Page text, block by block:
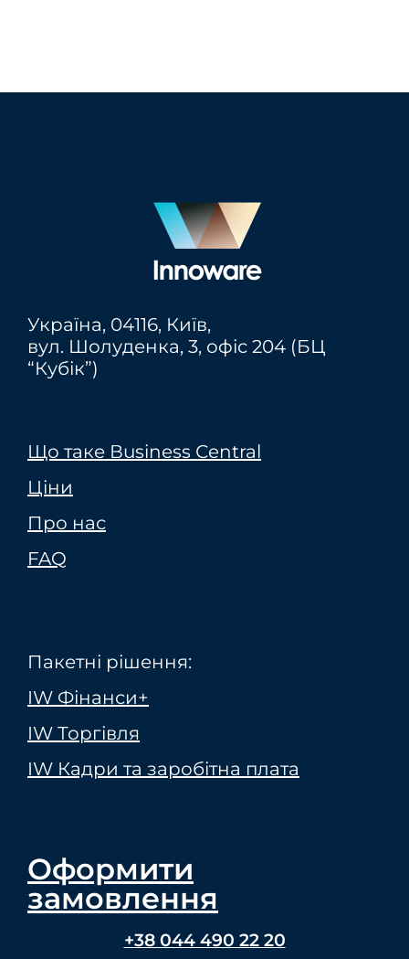
Україна, 04116, Київ,
вул. Шолуденка, 3, офіс 204 (БЦ
“Кубік”)
Що таке Вusiness Сentral
Ціни
Про нас
FAQ
Пакетні рішення:
IW Фінанси+
IW Торгівля
IW Кадри та заробітна плата
Оформити
замовлення
+38 044 490 22 20